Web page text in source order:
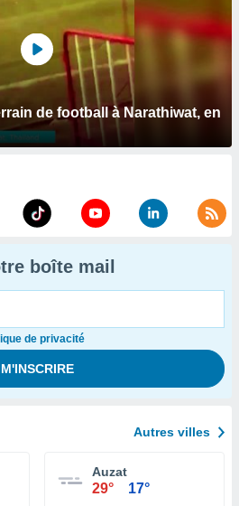
de football à Narathiwat, en
boîte mail
de privacité
Autres villes
Auzat
29° 17°